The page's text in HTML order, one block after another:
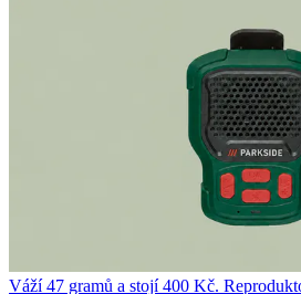
Váží 47 gramů a stojí 400 Kč.